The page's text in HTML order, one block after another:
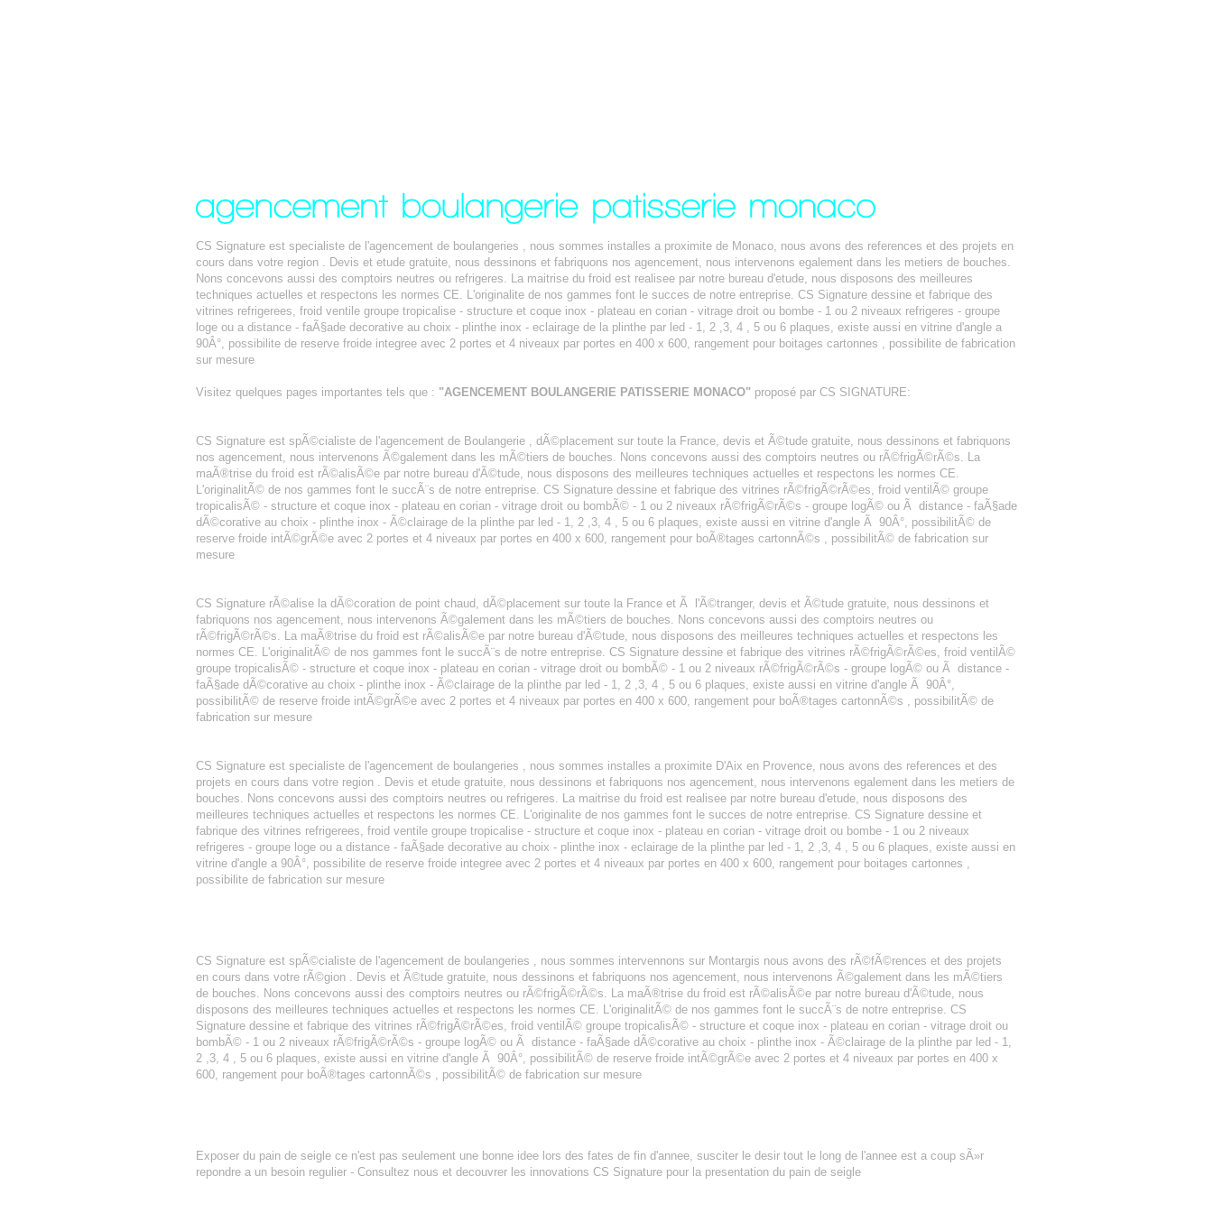
CS Signature est specialiste de l'agencement de boulangeries , nous sommes installes a proximite de Monaco, nous avons des references et des projets en
cours dans votre region . Devis et etude gratuite, nous dessinons et fabriquons nos agencement, nous intervenons egalement dans les metiers de bouches.
Nons concevons aussi des comptoirs neutres ou refrigeres. La maitrise du froid est realisee par notre bureau d'etude, nous disposons des meilleures
techniques actuelles et respectons les normes CE. L'originalite de nos gammes font le succes de notre entreprise. CS Signature dessine et fabrique des
vitrines refrigerees, froid ventile groupe tropicalise - structure et coque inox - plateau en corian - vitrage droit ou bombe - 1 ou 2 niveaux refrigeres - groupe
loge ou a distance - faÃ§ade decorative au choix - plinthe inox - eclairage de la plinthe par led - 1, 2 ,3, 4 , 5 ou 6 plaques, existe aussi en vitrine d'angle a
90Â°, possibilite de reserve froide integree avec 2 portes et 4 niveaux par portes en 400 x 600, rangement pour boitages cartonnes , possibilite de fabrication
sur mesure
Visitez quelques pages importantes tels que : "AGENCEMENT BOULANGERIE PATISSERIE MONACO" proposé par CS SIGNATURE:
CS Signature est spÃ©cialiste de l'agencement de Boulangerie , dÃ©placement sur toute la France, devis et Ã©tude gratuite, nous dessinons et fabriquons
nos agencement, nous intervenons Ã©galement dans les mÃ©tiers de bouches. Nons concevons aussi des comptoirs neutres ou rÃ©frigÃ©rÃ©s. La
maÃ®trise du froid est rÃ©alisÃ©e par notre bureau d'Ã©tude, nous disposons des meilleures techniques actuelles et respectons les normes CE.
L'originalitÃ© de nos gammes font le succÃ¨s de notre entreprise. CS Signature dessine et fabrique des vitrines rÃ©frigÃ©rÃ©es, froid ventilÃ© groupe
tropicalisÃ© - structure et coque inox - plateau en corian - vitrage droit ou bombÃ© - 1 ou 2 niveaux rÃ©frigÃ©rÃ©s - groupe logÃ© ou Ã distance - faÃ§ade
dÃ©corative au choix - plinthe inox - Ã©clairage de la plinthe par led - 1, 2 ,3, 4 , 5 ou 6 plaques, existe aussi en vitrine d'angle Ã 90Â°, possibilitÃ© de
reserve froide intÃ©grÃ©e avec 2 portes et 4 niveaux par portes en 400 x 600, rangement pour boÃ®tages cartonnÃ©s , possibilitÃ© de fabrication sur
mesure
CS Signature rÃ©alise la dÃ©coration de point chaud, dÃ©placement sur toute la France et Ã l'Ã©tranger, devis et Ã©tude gratuite, nous dessinons et
fabriquons nos agencement, nous intervenons Ã©galement dans les mÃ©tiers de bouches. Nons concevons aussi des comptoirs neutres ou
rÃ©frigÃ©rÃ©s. La maÃ®trise du froid est rÃ©alisÃ©e par notre bureau d'Ã©tude, nous disposons des meilleures techniques actuelles et respectons les
normes CE. L'originalitÃ© de nos gammes font le succÃ¨s de notre entreprise. CS Signature dessine et fabrique des vitrines rÃ©frigÃ©rÃ©es, froid ventilÃ©
groupe tropicalisÃ© - structure et coque inox - plateau en corian - vitrage droit ou bombÃ© - 1 ou 2 niveaux rÃ©frigÃ©rÃ©s - groupe logÃ© ou Ã distance -
faÃ§ade dÃ©corative au choix - plinthe inox - Ã©clairage de la plinthe par led - 1, 2 ,3, 4 , 5 ou 6 plaques, existe aussi en vitrine d'angle Ã 90Â°,
possibilitÃ© de reserve froide intÃ©grÃ©e avec 2 portes et 4 niveaux par portes en 400 x 600, rangement pour boÃ®tages cartonnÃ©s , possibilitÃ© de
fabrication sur mesure
CS Signature est specialiste de l'agencement de boulangeries , nous sommes installes a proximite D'Aix en Provence, nous avons des references et des
projets en cours dans votre region . Devis et etude gratuite, nous dessinons et fabriquons nos agencement, nous intervenons egalement dans les metiers de
bouches. Nons concevons aussi des comptoirs neutres ou refrigeres. La maitrise du froid est realisee par notre bureau d'etude, nous disposons des
meilleures techniques actuelles et respectons les normes CE. L'originalite de nos gammes font le succes de notre entreprise. CS Signature dessine et
fabrique des vitrines refrigerees, froid ventile groupe tropicalise - structure et coque inox - plateau en corian - vitrage droit ou bombe - 1 ou 2 niveaux
refrigeres - groupe loge ou a distance - faÃ§ade decorative au choix - plinthe inox - eclairage de la plinthe par led - 1, 2 ,3, 4 , 5 ou 6 plaques, existe aussi en
vitrine d'angle a 90Â°, possibilite de reserve froide integree avec 2 portes et 4 niveaux par portes en 400 x 600, rangement pour boitages cartonnes ,
possibilite de fabrication sur mesure
CS Signature est spÃ©cialiste de l'agencement de boulangeries , nous sommes intervennons sur Montargis nous avons des rÃ©fÃ©rences et des projets
en cours dans votre rÃ©gion . Devis et Ã©tude gratuite, nous dessinons et fabriquons nos agencement, nous intervenons Ã©galement dans les mÃ©tiers
de bouches. Nons concevons aussi des comptoirs neutres ou rÃ©frigÃ©rÃ©s. La maÃ®trise du froid est rÃ©alisÃ©e par notre bureau d'Ã©tude, nous
disposons des meilleures techniques actuelles et respectons les normes CE. L'originalitÃ© de nos gammes font le succÃ¨s de notre entreprise. CS
Signature dessine et fabrique des vitrines rÃ©frigÃ©rÃ©es, froid ventilÃ© groupe tropicalisÃ© - structure et coque inox - plateau en corian - vitrage droit ou
bombÃ© - 1 ou 2 niveaux rÃ©frigÃ©rÃ©s - groupe logÃ© ou Ã distance - faÃ§ade dÃ©corative au choix - plinthe inox - Ã©clairage de la plinthe par led - 1,
2 ,3, 4 , 5 ou 6 plaques, existe aussi en vitrine d'angle Ã 90Â°, possibilitÃ© de reserve froide intÃ©grÃ©e avec 2 portes et 4 niveaux par portes en 400 x
600, rangement pour boÃ®tages cartonnÃ©s , possibilitÃ© de fabrication sur mesure
Exposer du pain de seigle ce n'est pas seulement une bonne idee lors des fates de fin d'annee, susciter le desir tout le long de l'annee est a coup sÃ»r
repondre a un besoin regulier - Consultez nous et decouvrer les innovations CS Signature pour la presentation du pain de seigle